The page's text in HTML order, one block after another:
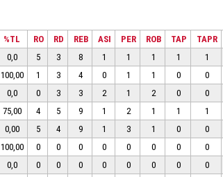
%TL RO RD REB ASI PER ROB TAP TAPR
0,0 5 3 8 1 1 1 1 1
100,00 1 3 4 0 1 1 0 0
0,0 0 3 3 2 1 2 0 0
75,00 4 5 9 1 2 1 1 1
0,00 5 4 9 1 3 1 0 0
100,00 0 0 0 0 0 0 0 0
0,0 0 0 0 0 0 0 0 0